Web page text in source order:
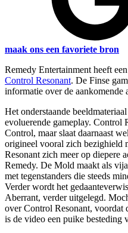
maak ons een favoriete bron
Remedy Entertainment heeft
Control Resonant. De Finse
informatie over de aankomende
Het onderstaande
evoluerende gameplay. Control
Control, maar slaat daarnaast
origineel vooral zich bezighield
Resonant zich meer op diepere
Remedy. De Mold maakt als
met tegenstanders die steeds
Verder wordt het
Aberrant, verder uitgelegd.
over Control Resonant, voordat
is de video een puike besteding